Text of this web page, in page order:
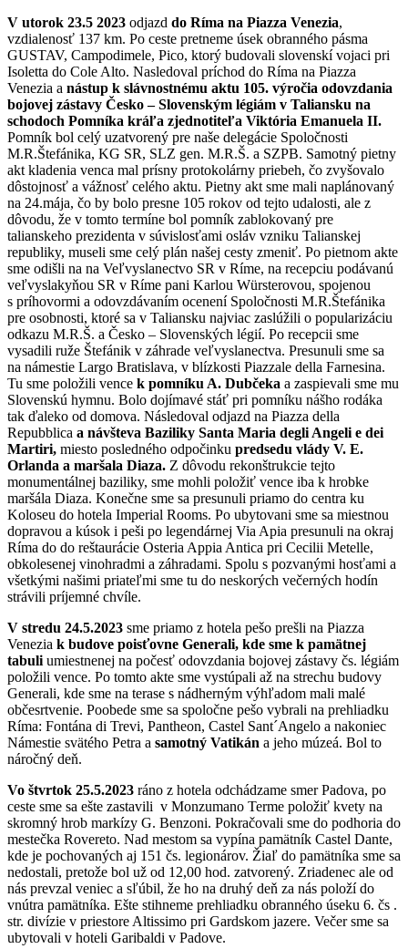
V utorok 23.5 2023 odjazd do Ríma na Piazza Venezia,
vzdialenosť 137 km. Po ceste pretneme úsek obranného pásma
GUSTAV, Campodimele, Pico, ktorý budovali slovenskí vojaci pri
Isoletta do Cole Alto. Nasledoval príchod do Ríma na Piazza
Venezia a nástup k slávnostnému aktu 105. výročia odovzdania
bojovej zástavy Česko – Slovenským légiám v Taliansku na
schodoch Pomníka kráľa zjednotiteľa Viktória Emanuela II.
Pomník bol celý uzatvorený pre naše delegácie Spoločnosti
M.R.Štefánika, KG SR, SLZ gen. M.R.Š. a SZPB. Samotný pietny
akt kladenia venca mal prísny protokolárny priebeh, čo zvyšovalo
dôstojnosť a vážnosť celého aktu. Pietny akt sme mali naplánovaný
na 24.mája, čo by bolo presne 105 rokov od tejto udalosti, ale z
dôvodu, že v tomto termíne bol pomník zablokovaný pre
talianskeho prezidenta v súvislosťami osláv vzniku Talianskej
republiky, museli sme celý plán našej cesty zmeniť. Po pietnom akte
sme odišli na na Veľvyslanectvo SR v Ríme, na recepciu podávanú
veľvyslakyňou SR v Ríme pani Karlou Würsterovou, spojenou
s príhovormi a odovzdávaním ocenení Spoločnosti M.R.Štefánika
pre osobnosti, ktoré sa v Taliansku najviac zaslúžili o popularizáciu
odkazu M.R.Š. a Česko – Slovenských légií. Po recepcii sme
vysadili ruže Štefánik v záhrade veľvyslanectva. Presunuli sme sa
na námestie Largo Bratislava, v blízkosti Piazzale della Farnesina.
Tu sme položili vence k pomníku A. Dubčeka a zaspievali sme mu
Slovenskú hymnu. Bolo dojímavé stáť pri pomníku nášho rodáka
tak ďaleko od domova. Následoval odjazd na Piazza della
Repubblica a návšteva Baziliky Santa Maria degli Angeli e dei
Martiri, miesto posledného odpočinku predsedu vlády V. E.
Orlanda a maršala Diaza. Z dôvodu rekonštrukcie tejto
monumentálnej baziliky, sme mohli položiť vence iba k hrobke
maršála Diaza. Konečne sme sa presunuli priamo do centra ku
Koloseu do hotela Imperial Rooms. Po ubytovani sme sa miestnou
dopravou a kúsok i peši po legendárnej Via Apia presunuli na okraj
Ríma do do reštaurácie Osteria Appia Antica pri Cecilii Metelle,
obkolesenej vinohradmi a záhradami. Spolu s pozvanými hosťami a
všetkými našimi priateľmi sme tu do neskorých večerných hodín
strávili príjemné chvíle.
V stredu 24.5.2023 sme priamo z hotela pešo prešli na Piazza
Venezia k budove poisťovne Generali, kde sme k pamätnej
tabuli umiestnenej na počesť odovzdania bojovej zástavy čs. légiám
položili vence. Po tomto akte sme vystúpali až na strechu budovy
Generali, kde sme na terase s nádherným výhľadom mali malé
občesrtvenie. Poobede sme sa spoločne pešo vybrali na prehliadku
Ríma: Fontána di Trevi, Pantheon, Castel Sant´Angelo a nakoniec
Námestie svätého Petra a samotný Vatikán a jeho múzeá. Bol to
náročný deň.
Vo štvrtok 25.5.2023 ráno z hotela odchádzame smer Padova, po
ceste sme sa ešte zastavili v Monzumano Terme položiť kvety na
skromný hrob markízy G. Benzoni. Pokračovali sme do podhoria do
mestečka Rovereto. Nad mestom sa vypína pamätník Castel Dante,
kde je pochovaných aj 151 čs. legionárov. Žiaľ do pamätníka sme sa
nedostali, pretože bol už od 12,00 hod. zatvorený. Zriadenec ale od
nás prevzal veniec a sľúbil, že ho na druhý deň za nás položí do
vnútra pamätníka. Ešte stihneme prehliadku obranného úseku 6. čs .
str. divízie v priestore Altissimo pri Gardskom jazere. Večer sme sa
ubytovali v hoteli Garibaldi v Padove.